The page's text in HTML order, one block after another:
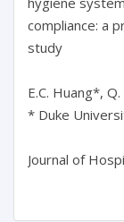
compliance: a
study
E.C. Huang*,
* Duke